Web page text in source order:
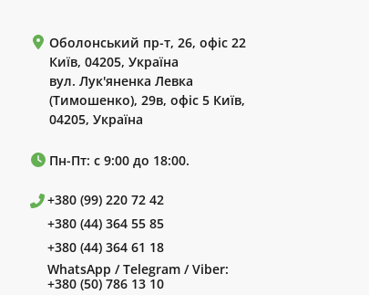
Оболонський пр-т, 26, офіс 22
Київ, 04205, Україна
вул. Лук'яненка Левка
(Тимошенко), 29в, офіс 5 Київ,
04205, Україна
Пн-Пт: с 9:00 до 18:00.
+380 (99) 220 72 42
+380 (44) 364 55 85
+380 (44) 364 61 18
WhatsApp / Telegram / Viber:
+380 (50) 786 13 10